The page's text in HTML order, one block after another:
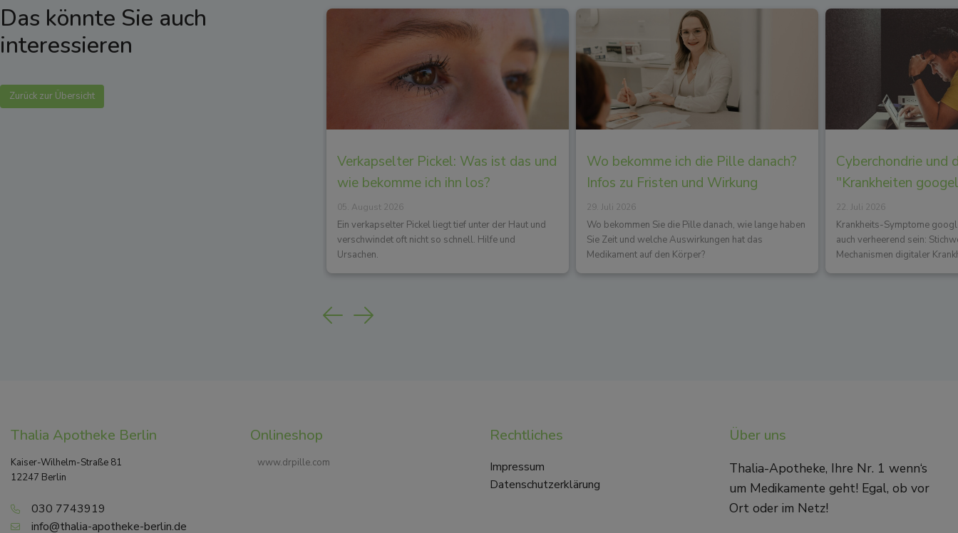
Das könnte Sie auch
interessieren
Zurück zur Übersicht
Verkapselter Pickel: Was ist das und
wie bekomme ich ihn los?
05. August 2026
Ein verkapselter Pickel liegt tief unter der Haut und
verschwindet oft nicht so schnell. Hilfe und
Ursachen.
Wo bekomme ich die Pille danach?
Infos zu Fristen und Wirkung
29. Juli 2026
Wo bekommen Sie die Pille danach, wie lange haben
Sie Zeit und welche Auswirkungen hat das
Medikament auf den Körper?
Cyberchondrie und
"Krankheiten
22. Juli 2026
Krankheits-Symptome
auch verheerend sein:
Mechanismen digitaler
Previous
Next
Thalia Apotheke Berlin
Kaiser-Wilhelm-Straße 81
12247 Berlin
030 7743919
info@thalia-apotheke-berlin.de
Onlineshop
www.drpille.com
Rechtliches
Impressum
Datenschutzerklärung
Über uns
Thalia-Apotheke, Ihre Nr. 1 wenn‘s
um Medikamente geht! Egal, ob vor
Ort oder im Netz!